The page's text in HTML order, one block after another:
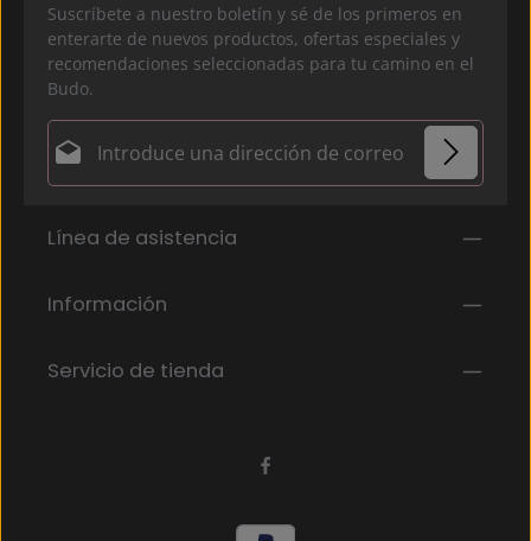
Suscríbete a nuestro boletín y sé de los primeros en
enterarte de nuevos productos, ofertas especiales y
recomendaciones seleccionadas para tu camino en el
Budo.
Dirección de correo electrónico*
Al seleccionar continuar, confirmas que has leído
has aceptado nuestros
términos y condiciones generales
Los campos marcados con un asterisco (*) son
obligatorios.
Línea de asistencia
Información
Servicio de tienda